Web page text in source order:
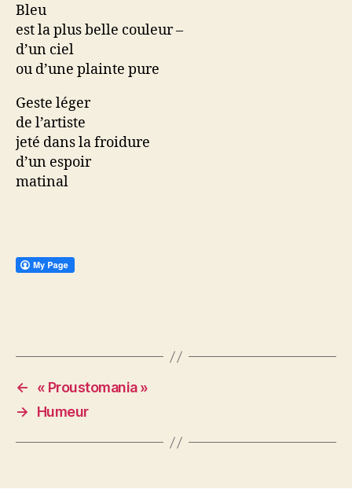
Bleu
est la plus belle couleur –
d’un ciel
ou d’une plainte pure
Geste léger
de l’artiste
jeté dans la froidure
d’un espoir
matinal
←
« Proustomania »
→
Humeur